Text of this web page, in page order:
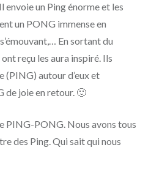
envoie un Ping énorme et les
un PONG immense en
En sortant du
reçu les aura inspiré. Ils
autour d’eux et
de joie en retour. 🙂
PING-PONG. Nous avons tous
des Ping. Qui sait qui nous